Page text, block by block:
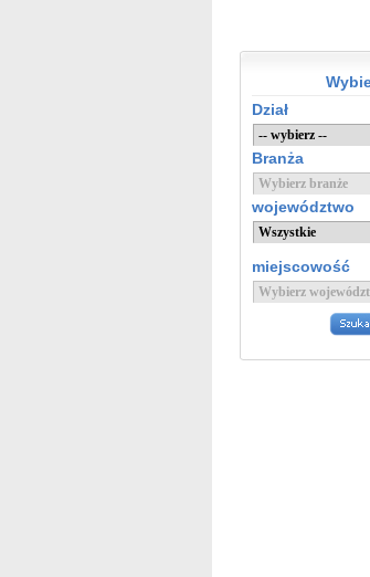
Dział
Branża
województwo
miejscowość